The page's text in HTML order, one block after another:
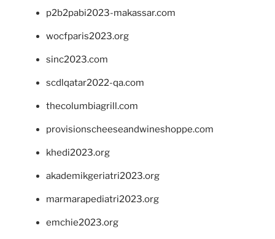
p2b2pabi2023-makassar.com
wocfparis2023.org
sinc2023.com
scdlqatar2022-qa.com
thecolumbiagrill.com
provisionscheeseandwineshoppe.com
khedi2023.org
akademikgeriatri2023.org
marmarapediatri2023.org
emchie2023.org